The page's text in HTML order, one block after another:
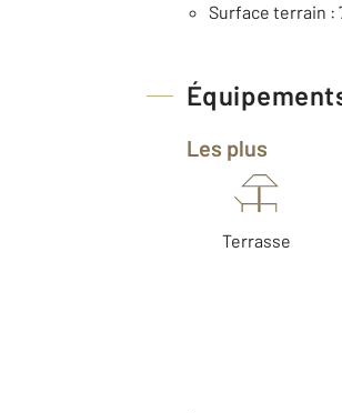
Surface terrain :
Les plus
Terrasse